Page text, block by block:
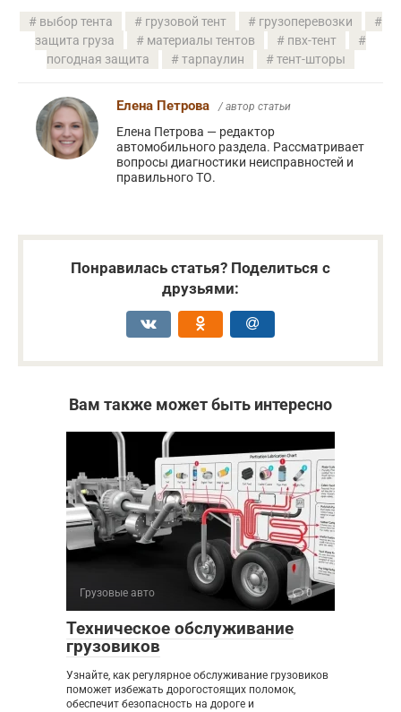
выбор тента грузовой тент
грузоперевозки
защита груза
материалы тентов
пвх-тент
погодная защита
тарпаулин тент-шторы
Елена Петрова / автор статьи
Елена Петрова — редактор
автомобильного раздела. Рассматривает
вопросы диагностики неисправностей и
правильного ТО.
Понравилась статья? Поделиться с
друзьями:
Вам также может быть интересно
Грузовые авто 0
Техническое обслуживание
грузовиков
Узнайте, как регулярное обслуживание грузовиков
поможет избежать дорогостоящих поломок,
обеспечит безопасность на дороге и